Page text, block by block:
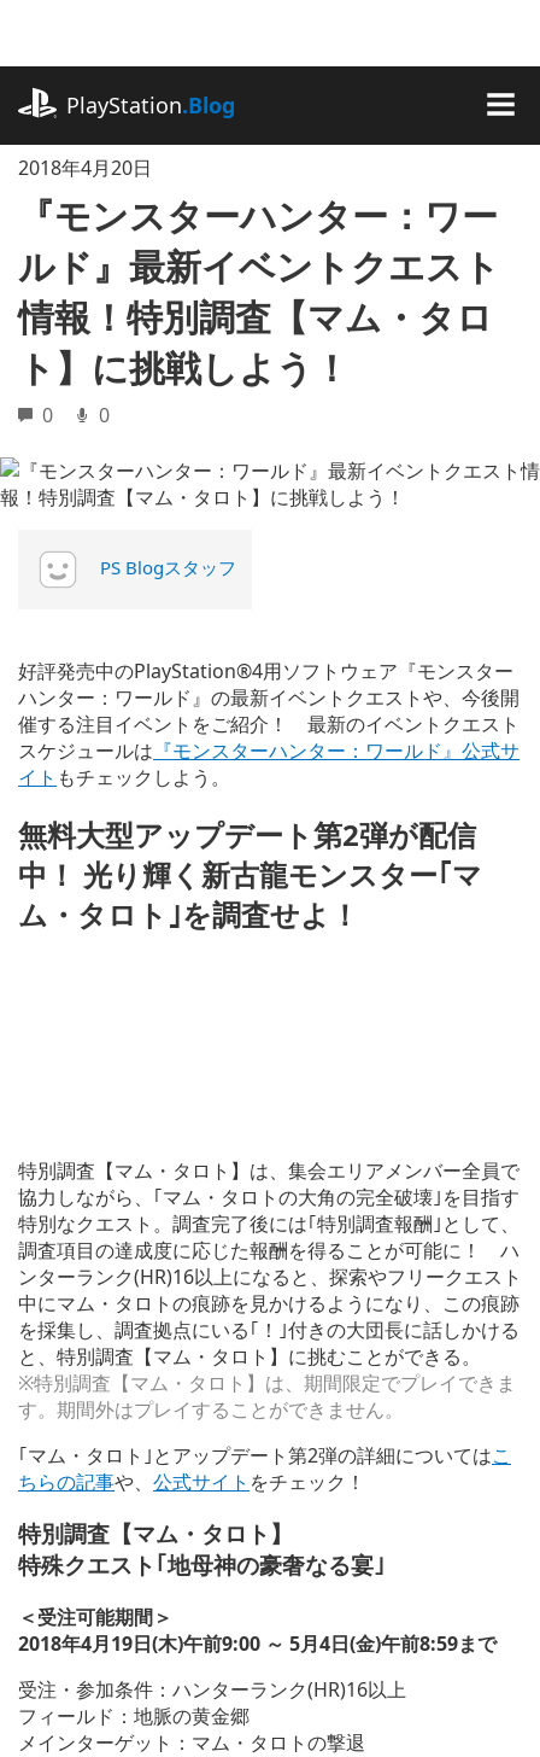
に
キ
ッ
プ
PlayStation.Blog
2018年4月20日
『モンスターハンター：ワー
ルド』最新イベントクエスト
情報！特別調査【マム・タロ
ト】に挑戦しよう！
0 0
PS Blogスタッフ
好評発売中のPlayStation®4用ソフトウェア『モンスター
ハンター：ワールド』の最新イベントクエストや、今後開
催する注目イベントをご紹介！ 最新のイベントクエスト
スケジュールは 『モンスターハンター：ワールド』公式サ
イト もチェックしよう。
無料大型アップデート第2弾が配信
中！ 光り輝く新古龍モンスター｢マ
ム・タロト｣を調査せよ！
特別調査【マム・タロト】は、集会エリアメンバー全員で
協力しながら、｢マム・タロトの大角の完全破壊｣を目指す
特別なクエスト。調査完了後には｢特別調査報酬｣として、
調査項目の達成度に応じた報酬を得ることが可能に！ ハ
ンターランク(HR)16以上になると、探索やフリークエスト
中にマム・タロトの痕跡を見かけるようになり、この痕跡
を採集し、調査拠点にいる｢！｣付きの大団長に話しかける
と、特別調査【マム・タロト】に挑むことができる。
※特別調査【マム・タロト】は、期間限定でプレイできま
す。期間外はプレイすることができません。
｢マム・タロト｣とアップデート第2弾の詳細についてはこ
ちらの記事や、 公式サイト をチェック！
特別調査【マム・タロト】
特殊クエスト｢地母神の豪奢なる宴｣
＜受注可能期間＞
2018年4月19日(木)午前9:00 ～ 5月4日(金)午前8:59まで
受注・参加条件：ハンターランク(HR)16以上
フィールド：地脈の黄金郷
メインターゲット：マム・タロトの撃退